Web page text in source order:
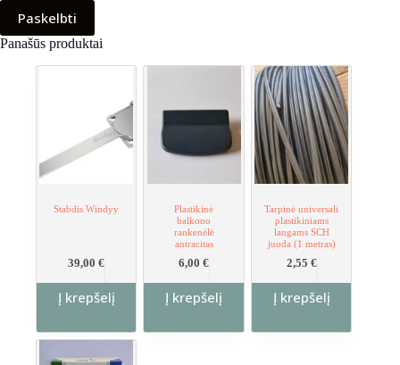
Paskelbti
Panašūs produktai
Stabdis Windyy
39,00€
Į krepšelį
Plastikinė
balkono
rankenėlė
antracitas
6,00€
Į krepšelį
Tarpinė universali
plastikiniams
langams SCH
juoda (1 metras)
2,55 €
Į krepšelį